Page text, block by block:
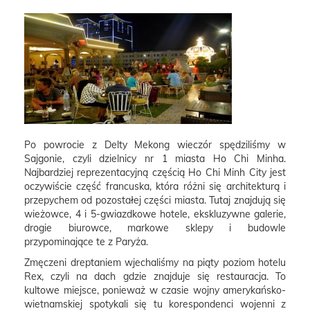
Po powrocie z Delty Mekong wieczór spędziliśmy w
Sajgonie, czyli dzielnicy nr 1 miasta Ho Chi Minha.
Najbardziej reprezentacyjną częścią Ho Chi Minh City jest
oczywiście część francuska, która różni się architekturą i
przepychem od pozostałej części miasta. Tutaj znajdują się
wieżowce, 4 i 5-gwiazdkowe hotele, ekskluzywne galerie,
drogie biurowce, markowe sklepy i budowle
przypominające te z Paryża.
Zmęczeni dreptaniem wjechaliśmy na piąty poziom hotelu
Rex, czyli na dach gdzie znajduje się restauracja. To
kultowe miejsce, ponieważ w czasie wojny amerykańsko-
wietnamskiej spotykali się tu korespondenci wojenni z